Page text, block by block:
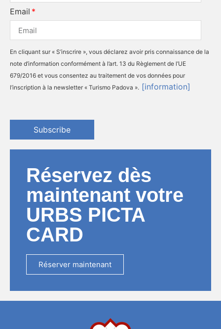
Email
En cliquant sur « S’inscrire », vous déclarez avoir pris connaissance de la
note d’information conformément à l’art. 13 du Règlement de l’UE
679/2016 et vous consentez au traitement de vos données pour
l’inscription à la newsletter « Turismo Padova ». [information]
Subscribe
Réservez dès
maintenant votre
URBS PICTA
CARD
Réserver maintenant